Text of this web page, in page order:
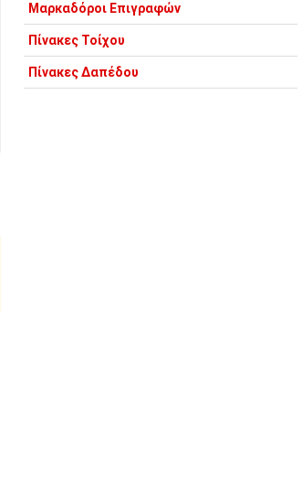
Μαρκαδόροι Επιγραφών
Πίνακες Τοίχου
Πίνακες Δαπέδου